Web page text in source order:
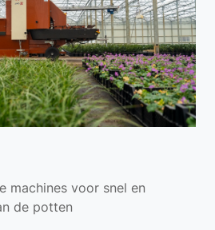
machines voor snel en
de potten